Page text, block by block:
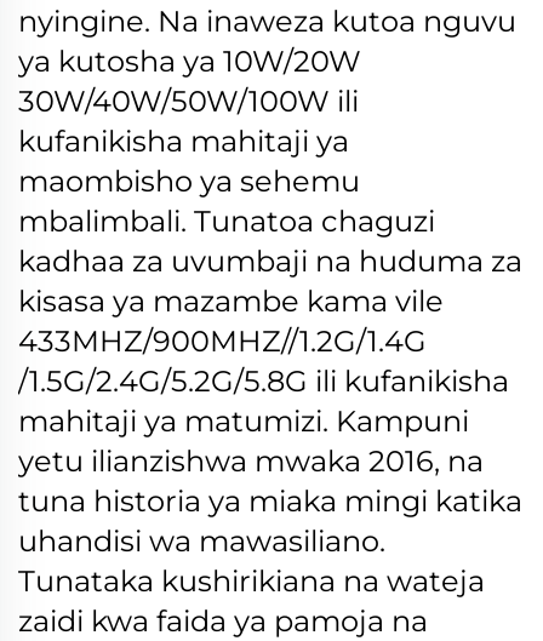
nyingine. Na inaweza kutoa nguvu
ya kutosha ya 10W/20W
30W/40W/50W/100W ili
kufanikisha mahitaji ya
maombisho ya sehemu
mbalimbali. Tunatoa chaguzi
kadhaa za uvumbaji na huduma za
kisasa ya mazambe kama vile
433MHZ/900MHZ//1.2G/1.4G
/1.5G/2.4G/5.2G/5.8G ili kufanikisha
mahitaji ya matumizi. Kampuni
yetu ilianzishwa mwaka 2016, na
tuna historia ya miaka mingi katika
uhandisi wa mawasiliano.
Tunataka kushirikiana na wateja
zaidi kwa faida ya pamoja na